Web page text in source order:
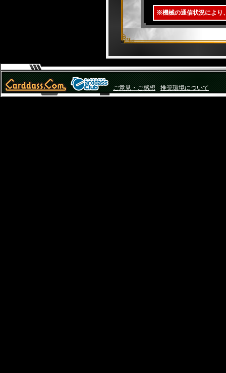
※機械の通信状況により
ご意見・ご感想 推奨環境について